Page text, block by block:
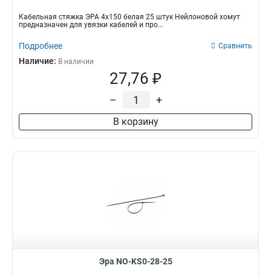
Кабельная стяжка ЭРА 4х150 белая 25 штук Нейлоновой хомут
предназначен для увязки кабелей и про...
Подробнее Сравнить
Наличие: В наличии
27,76 ₽
– +
В корзину
Эра NO-KS0-28-25